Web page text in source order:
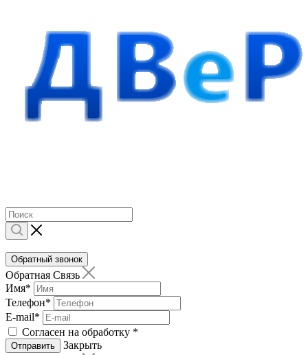
Обратный звонок
Обратная Связь
Имя*
Телефон*
E-mail*
Согласен на обработку *
Отправить
Закрыть